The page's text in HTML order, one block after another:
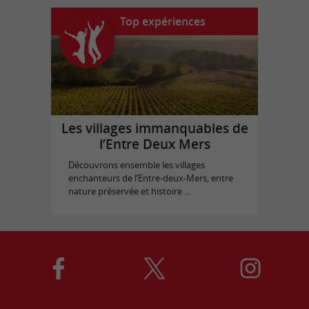
Top expériences
Les villages immanquables de
l’Entre Deux Mers
Découvrons ensemble les villages
enchanteurs de l’Entre-deux-Mers, entre
nature préservée et histoire ...